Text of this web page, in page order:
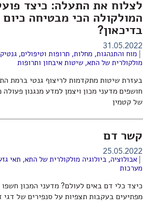
לצלוח את התעלה: כיצד
המולקולה הכי מבטיחה כיום
בדיכאון?
31.05.2022
מוח והתנהגות, מחלות, תרופות וטיפולים,
מולקולרית של התא,שיטות איבחון ותרופות
בעזרת שיטות מתקדמות לריצוף גנטי ברמת
חושפים מדעני מכון ויצמן למדע מנגנון
של קטמין
קשר דם
25.05.2022
אבולוציה,ביולוגיה מולקולרית של התא, תאי
מערכות
כיצד כלי דם באים לעולם? מדעני המכון
מפתיעים בעקבות תצפיות על סנפירים של דגי